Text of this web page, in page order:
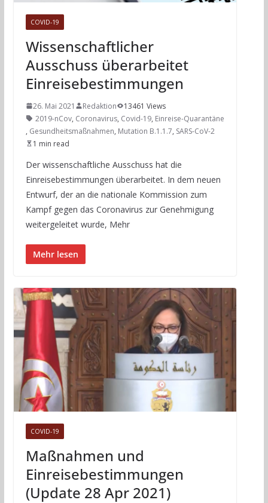
COVID-19
Wissenschaftlicher
Ausschuss überarbeitet
Einreisebestimmungen
26. Mai 2021 Redaktion
13461 Views
2019-nCov, Coronavirus, Covid-19, Einreise-Quarantäne
, Gesundheitsmaßnahmen, Mutation B.1.1.7, SARS-CoV-2
1 min read
Der wissenschaftliche Ausschuss hat die
Einreisebestimmungen überarbeitet. In dem neuen
Entwurf, der an die nationale Kommission zum
Kampf gegen das Coronavirus zur Genehmigung
weitergeleitet wurde, Mehr
Mehr lesen
COVID-19
Maßnahmen und
Einreisebestimmungen
(Update 28 Apr 2021)